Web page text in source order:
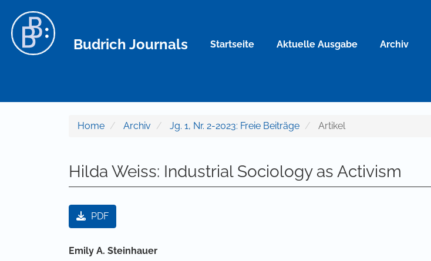
Hauptinhalt
Sidebar
Budrich Journals Startseite Aktuelle Ausgabe Archiv
Home Archiv Jg. 1, Nr. 2-2023: Freie Beiträge Artikel
Hilda Weiss: Industrial Sociology as Activism
Artikel-Sidebar
PDF
Hauptsächlicher Artikelinhalt
Emily A. Steinhauer